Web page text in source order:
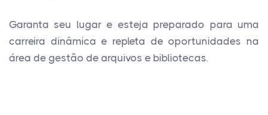
Garanta seu lugar e esteja preparado para uma
carreira dinâmica e repleta de oportunidades na
área de gestão de arquivos e bibliotecas.